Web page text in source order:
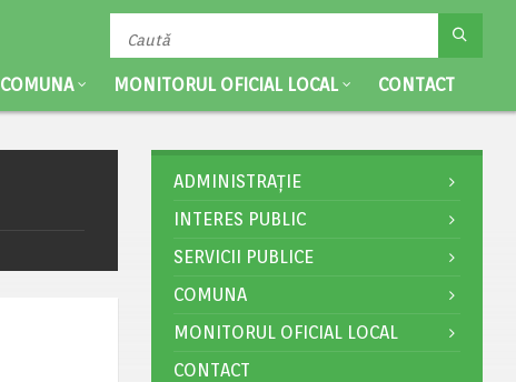
COMUNA MONITORUL OFICIAL LOCAL CONTACT
ADMINISTRAȚIE
INTERES PUBLIC
SERVICII PUBLICE
COMUNA
MONITORUL OFICIAL LOCAL
CONTACT